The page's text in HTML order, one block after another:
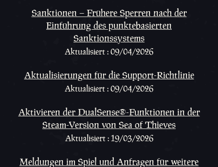
Sanktionen – Frühere Sperren nach der
Einführung des punktebasierten
Sanktionssystems
Aktualisiert : 09/04/2026
Aktualisierungen für die Support-Richtlinie
Aktualisiert : 09/04/2026
Aktivieren der DualSense®-Funktionen in der
Steam-Version von Sea of Thieves
Aktualisiert : 19/03/2026
Meldungen im Spiel und Anfragen für weitere